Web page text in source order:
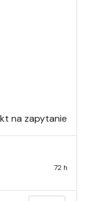
na zapytanie
72 h